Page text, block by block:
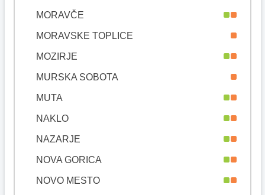
MORAVČE
MORAVSKE TOPLICE
MOZIRJE
MURSKA SOBOTA
MUTA
NAKLO
NAZARJE
NOVA GORICA
NOVO MESTO